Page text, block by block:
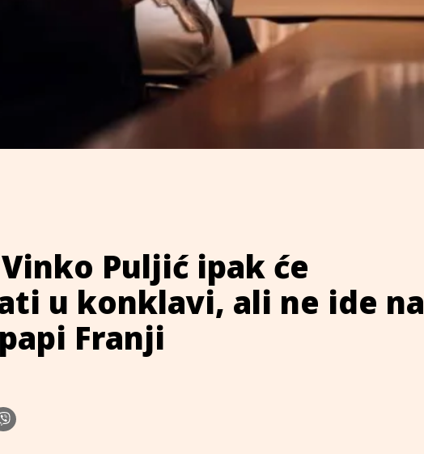
Puljić ipak će
u konklavi, ali ne ide na
Franji